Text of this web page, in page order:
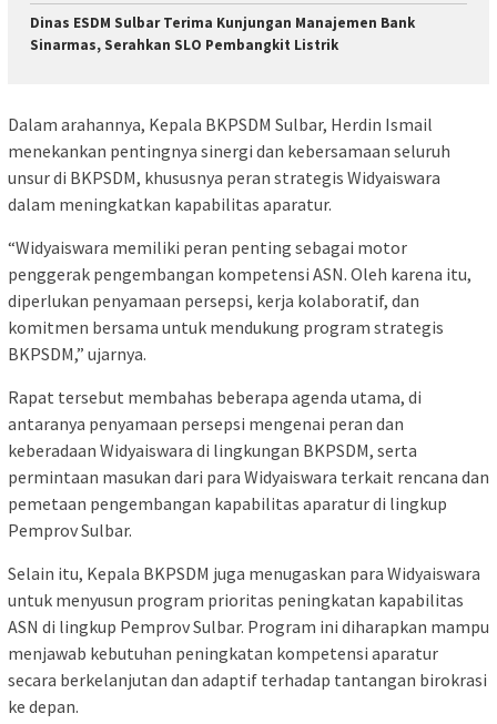
Dinas ESDM Sulbar Terima Kunjungan Manajemen Bank
Sinarmas, Serahkan SLO Pembangkit Listrik
Dalam arahannya, Kepala BKPSDM Sulbar, Herdin Ismail
menekankan pentingnya sinergi dan kebersamaan seluruh
unsur di BKPSDM, khususnya peran strategis Widyaiswara
dalam meningkatkan kapabilitas aparatur.
“Widyaiswara memiliki peran penting sebagai motor
penggerak pengembangan kompetensi ASN. Oleh karena itu,
diperlukan penyamaan persepsi, kerja kolaboratif, dan
komitmen bersama untuk mendukung program strategis
BKPSDM,” ujarnya.
Rapat tersebut membahas beberapa agenda utama, di
antaranya penyamaan persepsi mengenai peran dan
keberadaan Widyaiswara di lingkungan BKPSDM, serta
permintaan masukan dari para Widyaiswara terkait rencana dan
pemetaan pengembangan kapabilitas aparatur di lingkup
Pemprov Sulbar.
Selain itu, Kepala BKPSDM juga menugaskan para Widyaiswara
untuk menyusun program prioritas peningkatan kapabilitas
ASN di lingkup Pemprov Sulbar. Program ini diharapkan mampu
menjawab kebutuhan peningkatan kompetensi aparatur
secara berkelanjutan dan adaptif terhadap tantangan birokrasi
ke depan.